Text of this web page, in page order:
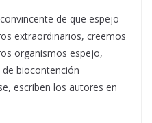
de que espejo
extraordinarios, creemos
organismos espejo,
biocontención
escriben los autores en